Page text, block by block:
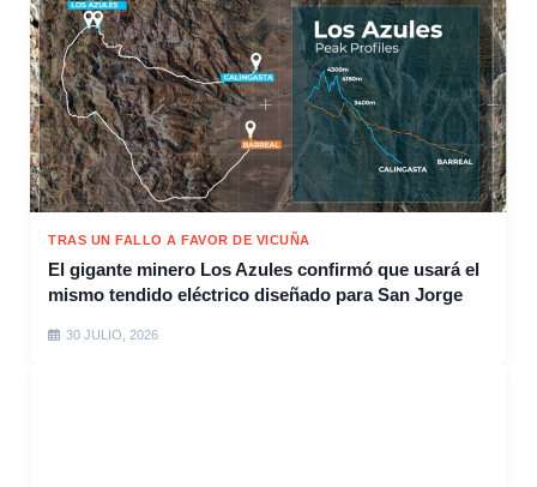
TRAS UN FALLO A FAVOR DE VICUÑA
El gigante minero Los Azules confirmó que usará el
mismo tendido eléctrico diseñado para San Jorge
30 JULIO, 2026